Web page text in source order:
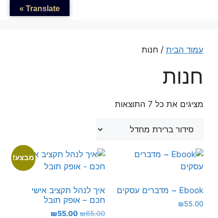
עמוד הבית / חנות
חנות
מציגים את כל ⁦7⁩ התוצאות
Ebook ~ מדברים עסקים
₪55.00
מבצע!
איך לנהל תקציב אישי
חכם – אופק תובל
₪65.00
המחיר₪55.00
המחיר
Translate »